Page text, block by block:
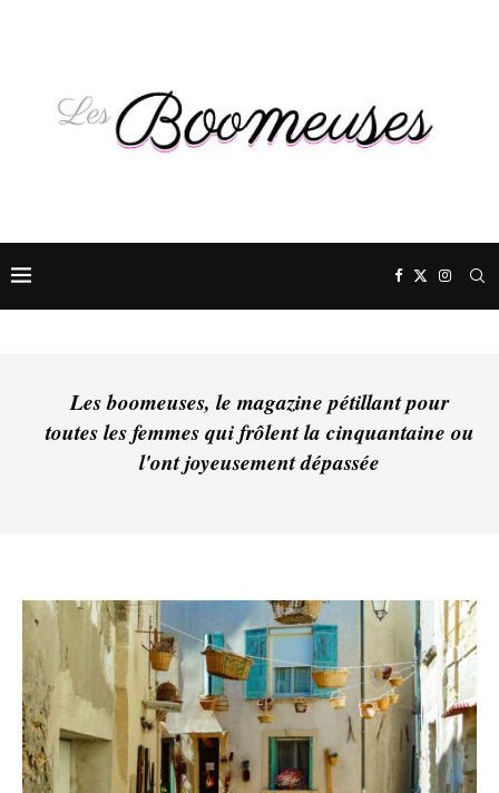
Les boomeuses, le magazine pétillant pour
toutes les femmes qui frôlent la cinquantaine ou
l'ont joyeusement dépassée